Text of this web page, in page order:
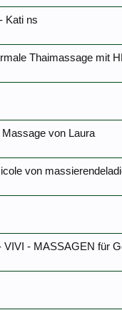
Kati ns
Thaimassage mit
von Laura
von
VIVI - MASSAGEN für